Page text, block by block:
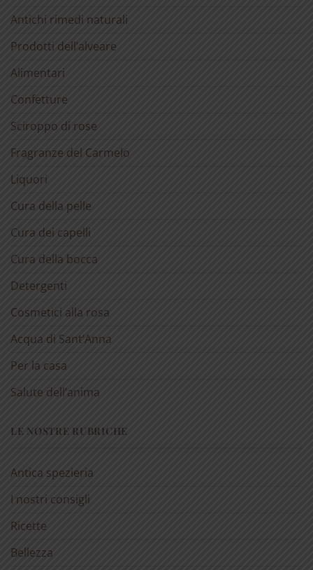
Antichi rimedi naturali
Prodotti dell’alveare
Alimentari
Confetture
Sciroppo di rose
Fragranze del Carmelo
Liquori
Cura della pelle
Cura dei capelli
Cura della bocca
Detergenti
Cosmetici alla rosa
Acqua di Sant’Anna
Per la casa
Salute dell’anima
LE NOSTRE RUBRICHE
Antica spezieria
I nostri consigli
Ricette
Bellezza